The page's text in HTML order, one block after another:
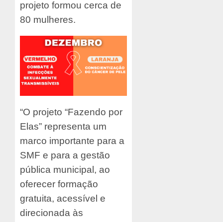
projeto formou cerca de
80 mulheres.
“O projeto “Fazendo por
Elas” representa um
marco importante para a
SMF e para a gestão
pública municipal, ao
oferecer formação
gratuita, acessível e
direcionada às